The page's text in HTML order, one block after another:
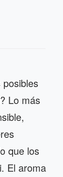
Lo más
que los
El aroma